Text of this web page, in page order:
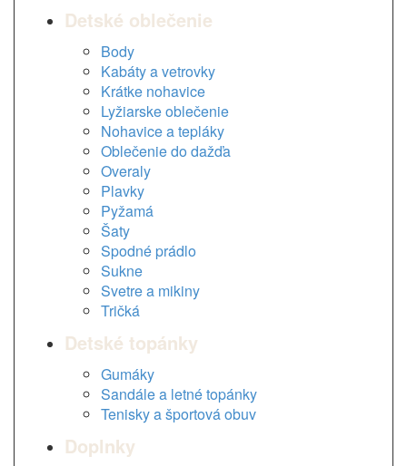
Detské oblečenie
Body
Kabáty a vetrovky
Krátke nohavice
Lyžiarske oblečenie
Nohavice a tepláky
Oblečenie do dažďa
Overaly
Plavky
Pyžamá
Šaty
Spodné prádlo
Sukne
Svetre a mikiny
Tričká
Detské topánky
Gumáky
Sandále a letné topánky
Tenisky a športová obuv
Doplnky